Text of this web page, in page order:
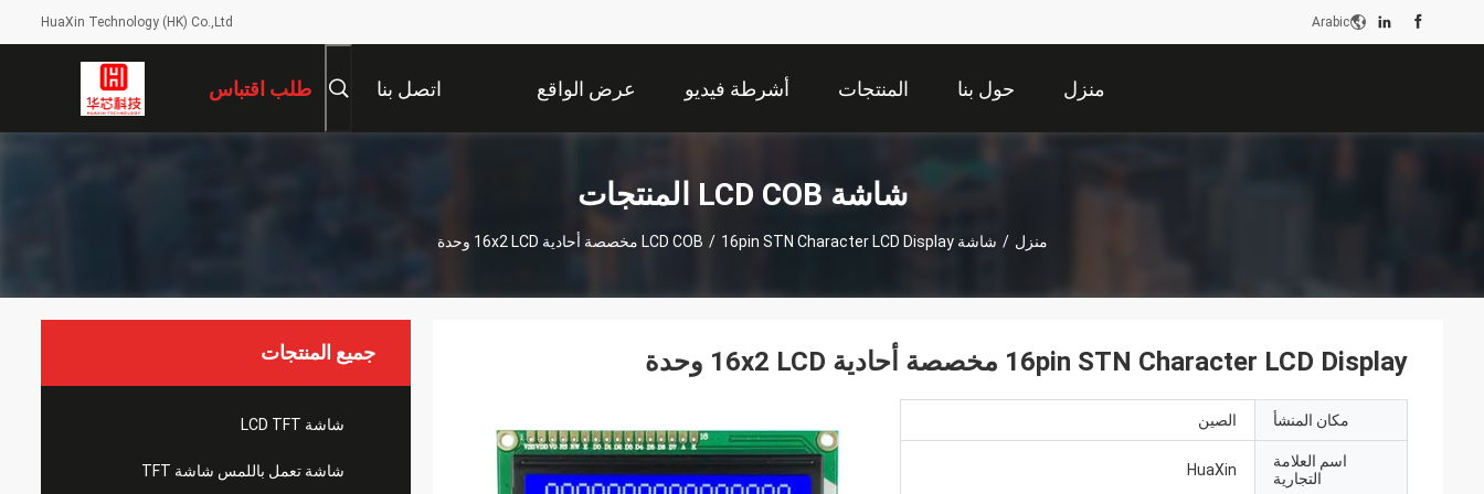
HuaXin Technology (HK) Co.,Ltd Arabic
منزل حول بنا المنتجات أشرطة فيديو عرض الواقع
الافتراضي
اتصل بنا طلب اقتباس
شاشة LCD COB المنتجات
منزل / شاشة LCD COB / 16pin STN Character LCD Display مخصصة أحادية 16x2 LCD وحدة
جميع المنتجات
شاشة LCD TFT
شاشة تعمل باللمس شاشة TFT
16pin STN Character LCD Display مخصصة أحادية 16x2 LCD وحدة
مكان المنشأ الصين
اسم العلامة
التجارية
HuaXin